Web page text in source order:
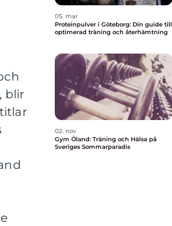
blir
05. mar
Proteinpulver i Göteborg: Din guide till
optimerad träning och återhämtning
02. nov
Gym Öland: Träning och Hälsa på
Sveriges Sommarparadis